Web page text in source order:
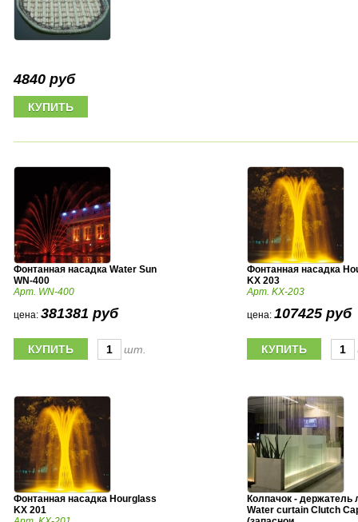
4840 руб
Фонтанная насадка Water Sun
WN-400
Арт. WN-400
цена: 381381 руб
шт.
Фонтанная насадка
KX 203
Арт. KX-203
цена: 107425 руб
Фонтанная насадка Hourglass
KX 201
Колпачок - держатель
Water curtain Clutch